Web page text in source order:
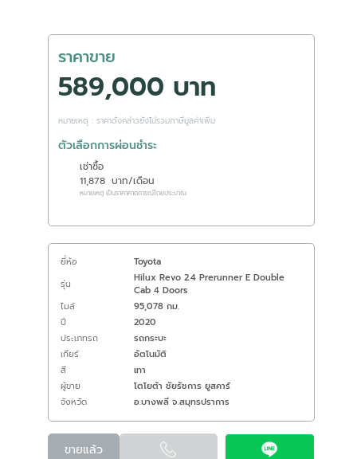
ราคาขาย
589,000 บาท
หมายเหตุ : ราคาดังกล่าวยังไม่รวมภาษีมูลค่าเพิ่ม
ตัวเลือกการผ่อนชำระ
เช่าซื้อ
11,878 บาท/เดือน
หมายเหตุ เป็นราคาคาดการณ์โดยประมาณ
ยี่ห้อ
Toyota
รุ่น
Hilux Revo 2.4 Prerunner E Double
Cab 4 Doors
ไมล์
95,078 กม.
ปี
2020
ประเภทรถ
รถกระบะ
เกียร์
อัตโนมัติ
สี
เทา
ผู้ขาย
โตโยต้า ชัยรัชการ ยูสคาร์
จังหวัด
อ.บางพลี จ.สมุทรปราการ
ขายแล้ว